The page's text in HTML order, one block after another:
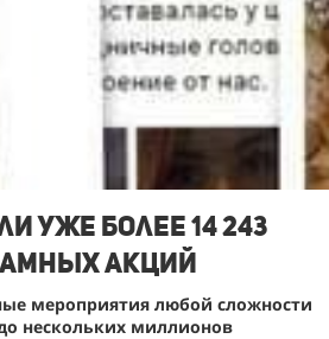
уже более 14 243
акций
мероприятия любой сложности
нескольких миллионов